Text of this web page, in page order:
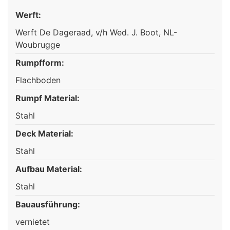
Werft:
Werft De Dageraad, v/h Wed. J. Boot, NL-
Woubrugge
Rumpfform:
Flachboden
Rumpf Material:
Stahl
Deck Material:
Stahl
Aufbau Material:
Stahl
Bauausführung:
vernietet